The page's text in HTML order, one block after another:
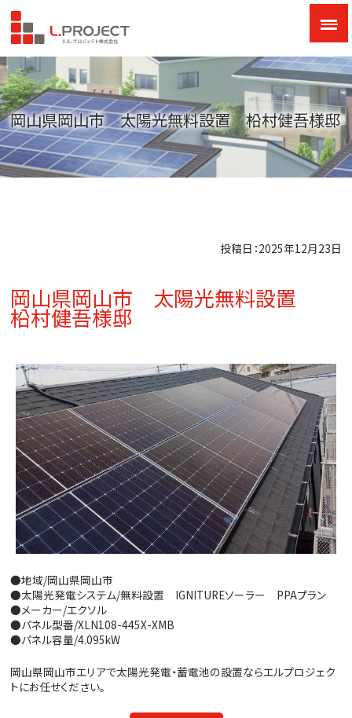
岡山県岡山市 太陽光無料設置 柗村健吾様邸
投稿日：2025年12月23日
岡山県岡山市 太陽光無料設置
柗村健吾様邸
●地域/岡山県岡山市
●太陽光発電システム/無料設置 IGNITUREソーラー PPAプラン
●メーカー/エクソル
●パネル型番/XLN108-445X-XMB
●パネル容量/4.095kW
岡山県岡山市エリアで太陽光発電・蓄電池の設置ならエルプロジェク
トにお任せください。